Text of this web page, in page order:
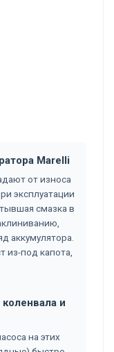
Marelli
от износа
эксплуатации
смазка в
аккумулятора.
из-под капота,
и
на этих